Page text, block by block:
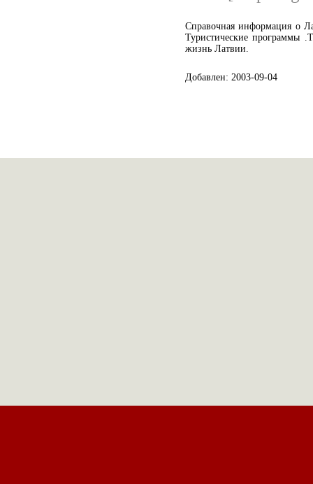
Справочная информация о
Туристические программы
жизнь Латвии.
Добавлен: 2003-09-04